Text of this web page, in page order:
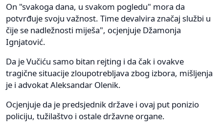
On "svakoga dana, u svakom pogledu" mora da
potvrđuje svoju važnost. Time devalvira značaj službi u
čije se nadležnosti miješa", ocjenjuje Džamonja
Ignjatović.
Da je Vučiću samo bitan rejting i da čak i ovakve
tragične situacije zloupotrebljava zbog izbora, mišljenja
je i advokat Aleksandar Olenik.
Ocjenjuje da je predsjednik države i ovaj put ponizio
policiju, tužilaštvo i ostale državne organe.